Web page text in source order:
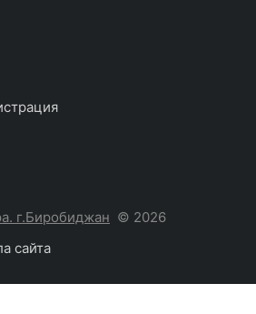
г.Биробиджан © 2026
сайта